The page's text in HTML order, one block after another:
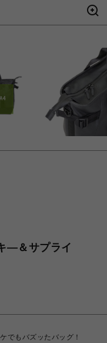
―＆サプライ
でもバズッたバッグ！